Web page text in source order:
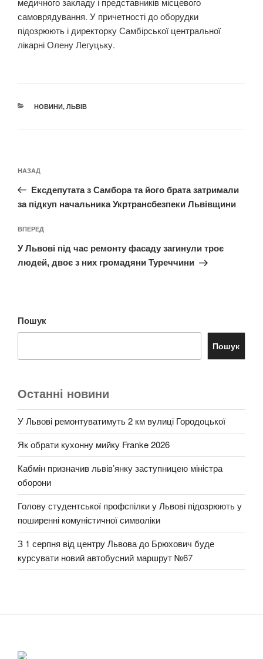
самоврядування. У причетності до оборудки
підозрюють і директорку Самбірської центральної
лікарні Олену Легуцьку.
КАТЕГОРІЇ
НОВИНИ, ЛЬВІВ
записів
Попередній
запис:
НАЗАД
Ексдепутата з Самбора та його брата затримали
за підкуп начальника Укртрансбезпеки Львівщини
Наступний
запис
ВПЕРЕД
У Львові під час ремонту фасаду загинули троє
людей, двоє з них громадяни Туреччини
Пошук
Пошук
Останні новини
У Львові ремонтуватимуть 2 км вулиці Городоцької
Як обрати кухонну мийку Franke 2026
Кабмін призначив львів’янку заступницею міністра
оборони
Голову студентської профспілки у Львові підозрюють у
поширенні комуністичної символіки
З 1 серпня від центру Львова до Брюхович буде
курсувати новий автобусний маршрут №67